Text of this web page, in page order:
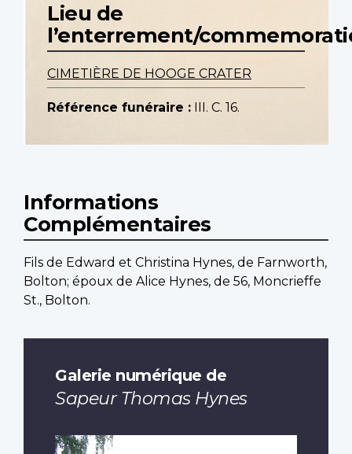
Lieu de
l’enterrement/
CIMETIÈRE DE HOOGE CRATER
Référence funéraire : III. C. 16.
Informations
Complémentaires
Fils de Edward et Christina Hynes, de Farnworth,
Bolton; époux de Alice Hynes, de 56, Moncrieffe
St., Bolton.
Galerie numérique de
Sapeur Thomas Hynes